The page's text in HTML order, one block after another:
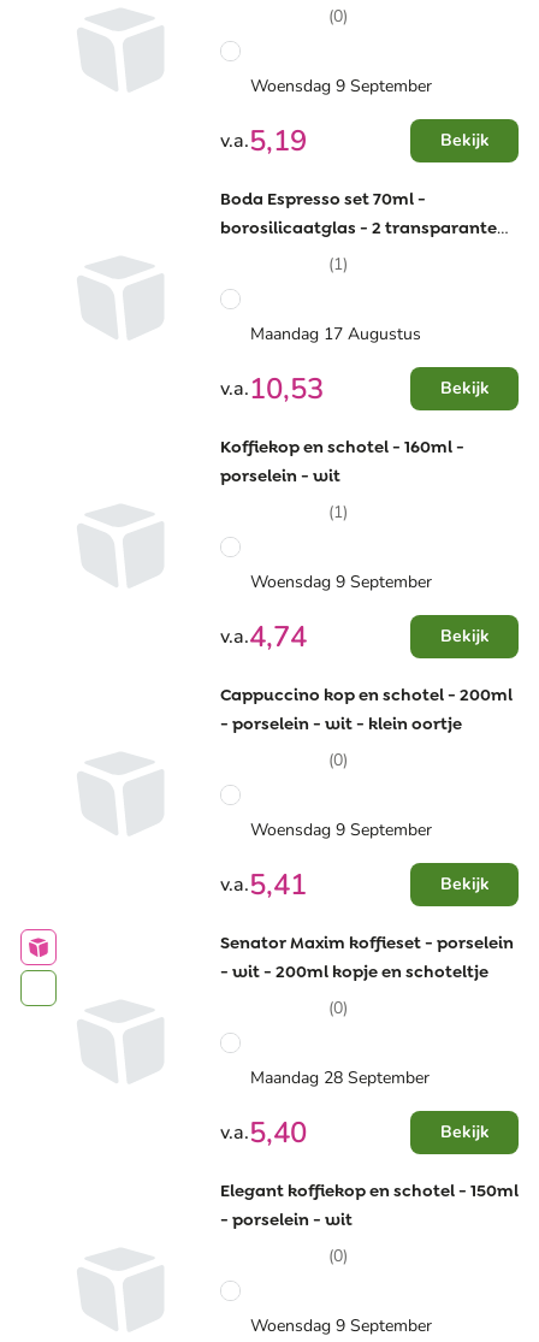
(0)
Woensdag 9 September
v.a.5,19 Bekijk
Boda Espresso set 70ml -
borosilicaatglas - 2 transparante
Espressoglazen -
geschenkverpakking
(1)
Maandag 17 Augustus
v.a.10,53 Bekijk
Koffiekop en schotel - 160ml -
porselein - wit
(1)
Woensdag 9 September
v.a.4,74 Bekijk
Cappuccino kop en schotel - 200ml
- porselein - wit - klein oortje
(0)
Woensdag 9 September
v.a.5,41 Bekijk
Senator Maxim koffieset - porselein
- wit - 200ml kopje en schoteltje
(0)
Maandag 28 September
v.a.5,40 Bekijk
Elegant koffiekop en schotel - 150ml
- porselein - wit
(0)
Woensdag 9 September